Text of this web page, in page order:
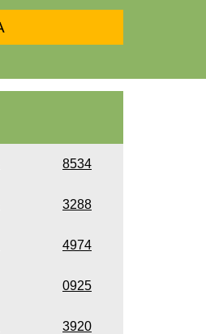
8534
3288
4974
0925
3920